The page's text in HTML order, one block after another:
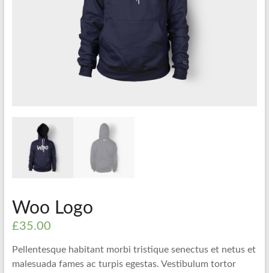
Woo Logo
£35.00
Pellentesque habitant morbi tristique senectus et netus et
malesuada fames ac turpis egestas. Vestibulum tortor